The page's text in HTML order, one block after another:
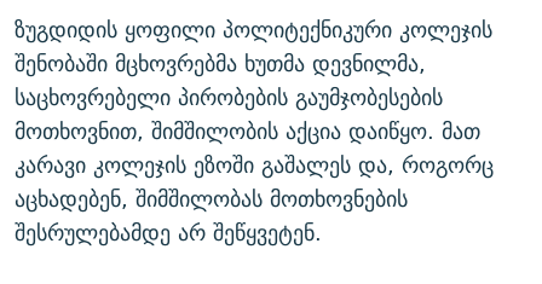
ᲘᲛᲞᲔᲠᲘᲐ ᲓᲐ ᲠᲐᲓᲘᲝ
5 ᲐᲛᲑᲐᲕᲘ - 20 ᲘᲕᲜᲘᲡᲡ ᲓᲐᲨᲐᲕᲔᲑᲣᲚᲔᲑᲘ
ᲐᲒᲕᲘᲡᲢᲝᲡ ᲝᲛᲘ
ПРИВЕТ ᲙᲣᲚᲢᲣᲠᲐ
ზუგდიდის ყოფილი პოლიტექნიკური კოლეჯის
შენობაში მცხოვრებმა ხუთმა დევნილმა,
საცხოვრებელი პირობების გაუმჯობესების
მოთხოვნით, შიმშილობის აქცია დაიწყო. მათ
კარავი კოლეჯის ეზოში გაშალეს და, როგორც
აცხადებენ, შიმშილობას მოთხოვნების
შესრულებამდე არ შეწყვეტენ.